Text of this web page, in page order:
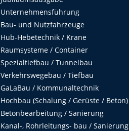
Unternehmensführung
Bau- und Nutzfahrzeuge
Hub-Hebetechnik / Krane
Raumsysteme / Container
Spezialtiefbau / Tunnelbau
Verkehrswegebau / Tiefbau
GaLaBau / Kommunaltechnik
Hochbau (Schalung / Gerüste / Beton)
Betonbearbeitung / Sanierung
Kanal-, Rohrleitungs- bau / Sanierung